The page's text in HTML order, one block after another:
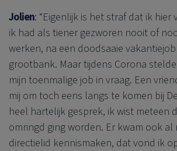
Jolien: “Eigenlijk is het straf dat ik hier
ik had als tiener gezworen nooit of
werken, na een doodsaaie
grootbank. Maar tijdens Corona
mijn toenmalige job in vraag. Een
mij om toch eens langs te komen bij
heel hartelijk gesprek, ik wist meteen
omringd ging worden. Er kwam ook al
directielid kennismaken, dat vond ik